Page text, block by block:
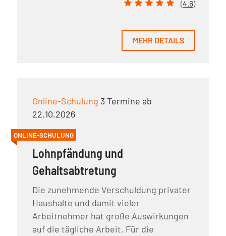
(4.6)
MEHR DETAILS
Online-Schulung 3 Termine ab
22.10.2026
ONLINE-SCHULUNG
Lohnpfändung und
Gehaltsabtretung
Die zunehmende Verschuldung privater
Haushalte und damit vieler
Arbeitnehmer hat große Auswirkungen
auf die tägliche Arbeit. Für die